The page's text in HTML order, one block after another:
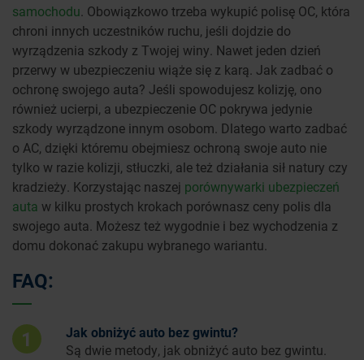
samochodu. Obowiązkowo trzeba wykupić polisę OC, która
chroni innych uczestników ruchu, jeśli dojdzie do
wyrządzenia szkody z Twojej winy. Nawet jeden dzień
przerwy w ubezpieczeniu wiąże się z karą. Jak zadbać o
ochronę swojego auta? Jeśli spowodujesz kolizję, ono
również ucierpi, a ubezpieczenie OC pokrywa jedynie
szkody wyrządzone innym osobom. Dlatego warto zadbać
o AC, dzięki któremu obejmiesz ochroną swoje auto nie
tylko w razie kolizji, stłuczki, ale też działania sił natury czy
kradzieży. Korzystając naszej porównywarki ubezpieczeń
auta w kilku prostych krokach porównasz ceny polis dla
swojego auta. Możesz też wygodnie i bez wychodzenia z
domu dokonać zakupu wybranego wariantu.
FAQ:
1
Jak obniżyć auto bez gwintu?
Są dwie metody, jak obniżyć auto bez gwintu.